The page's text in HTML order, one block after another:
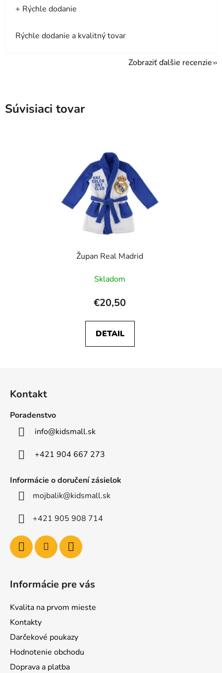
+ Rýchle dodanie
Rýchle dodanie a kvalitný tovar
Zobraziť ďalšie recenzie
Súvisiaci tovar
Župan Real Madrid
Skladom
€20,50
DETAIL
Kontakt
Poradenstvo
info@kidsmall.sk
+421 904 667 273
Informácie o doručení zásielok
mojbalik@kidsmall.sk
+421 905 908 714
Informácie pre vás
Kvalita na prvom mieste
Kontakty
Darčekové poukazy
Hodnotenie obchodu
Doprava a platba